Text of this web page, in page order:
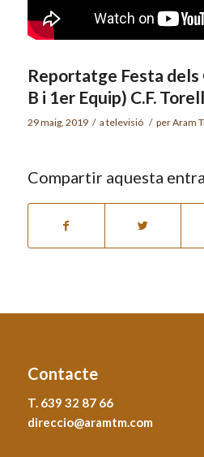
Reportatge Festa dels
B i 1er Equip) C.F.
29 maig, 2019 / a televisió / perAram
Compartir aquesta
Contacte
T. 639 32 87 66
direccio@aramtm.com